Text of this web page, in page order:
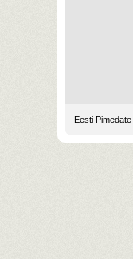
Eesti